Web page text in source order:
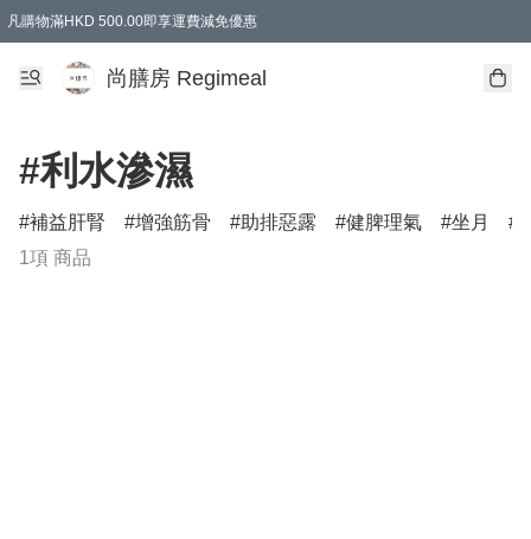
凡購物滿HKD 500.00即享運費減免優惠
尚膳房 Regimeal
#利水滲濕
補益肝腎 增強筋骨 助排惡露 健脾理氣 坐月
1項 商品